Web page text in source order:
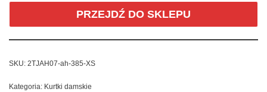
PRZEJDŹ DO SKLEPU
SKU: 2TJAH07-ah-385-XS
Kategoria: Kurtki damskie